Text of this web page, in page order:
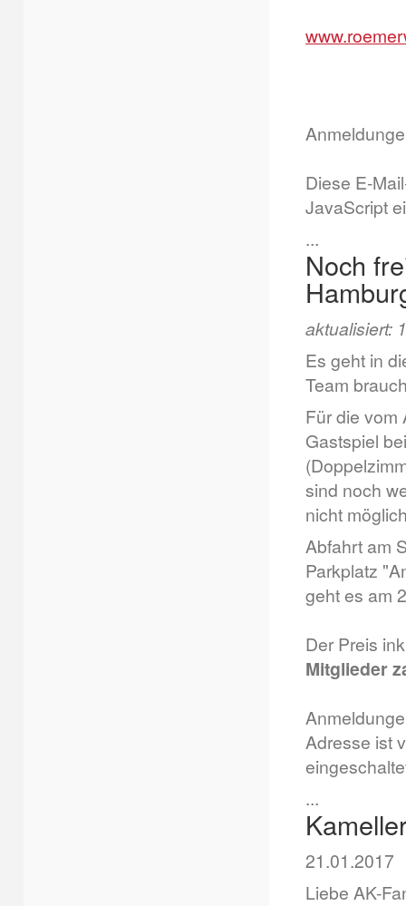
Diese E-
JavaScript
...
Noch
aktualisiert:
Es geht in
Team
Für die vom
Gastspiel
sind noch
nicht
Abfahrt am
Parkplatz
geht es am
Der Preis
Mitglieder
Adresse ist
...
21.01.2017
Liebe AK-